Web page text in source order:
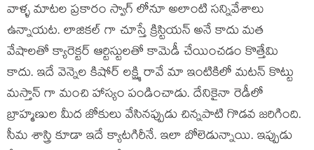
వాళ్ళ మాటల ప్రకారం స్వాగ్ లోనూ అలాంటి సన్నివేశాలు
ఉన్నాయట. లాజికల్ గా చూస్తే క్రిస్టియన్ అనే కాదు మత
వేషాలతో క్యారెక్టర్ ఆర్టిస్టులతో కామెడీ చేయించడం కొత్తేమి
కాదు. ఇదే వెన్నెల కిషోర్ లక్ష్మి రావే మా ఇంటికిలో మటన్ కొట్టు
మస్తాన్ గా మంచి హాస్యం పండించాడు. దేనికైనా రెడీలో
బ్రాహ్మణుల మీద జోకులు వేసినప్పుడు చిన్నపాటి గొడవ జరిగింది.
సీమ శాస్త్రి కూడా ఇదే క్యాటగిరీనే. ఇలా బోలెడున్నాయి. ఇప్పుడు